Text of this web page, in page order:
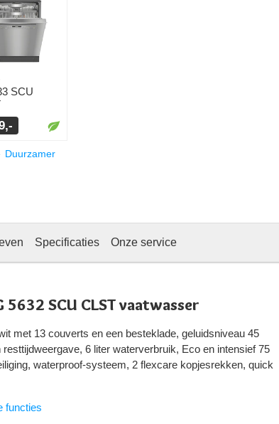
SCU
Duurzamer
Specificaties Onze service
SCU CLST vaatwasser
met 13 couverts en een besteklade, geluidsniveau 45
6 liter waterverbruik, Eco en intensief 75
waterproof-systeem, 2 flexcare kopjesrekken, quick
functies